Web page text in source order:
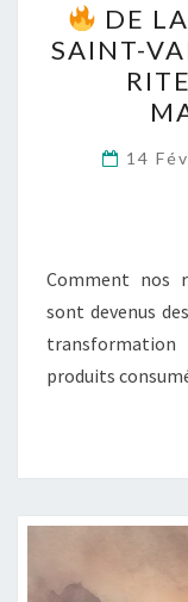
DE
SAINT-
14
Comment nos
sont devenus
produits